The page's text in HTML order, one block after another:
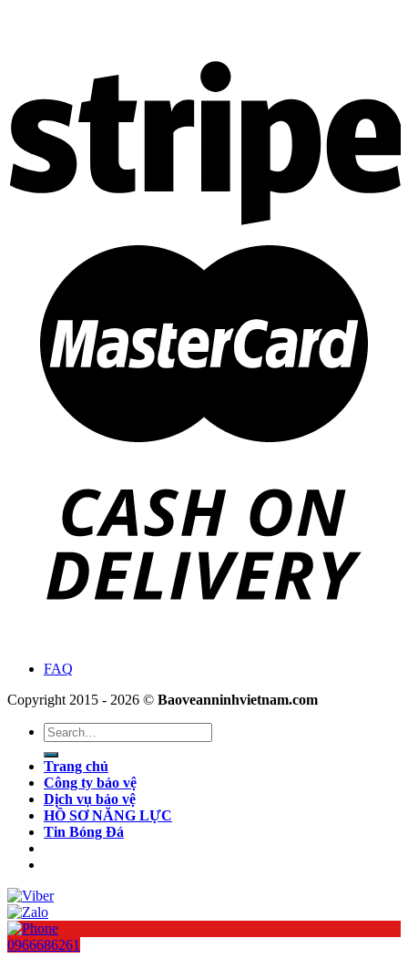
FAQ
Copyright 2015 - 2026 © Baoveanninhvietnam.com
Search
for:
Trang chủ
Công ty bảo vệ
Dịch vụ bảo vệ
HỒ SƠ NĂNG LỰC
Tin Bóng Đá
0966686261